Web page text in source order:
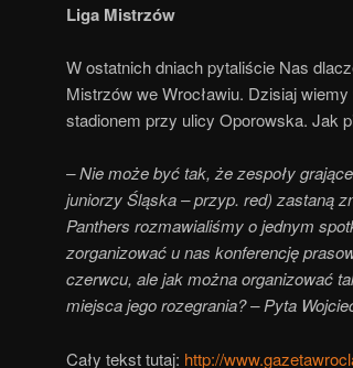
Liga Mistrzów
W ostatnich dniach pytaliście Nas
Mistrzów we Wrocławiu. Dzisiaj
stadionem przy ulicy Oporowska. Jak
– Nie może być tak, że zespoły
juniorzy Śląska – przyp. red) zastaną
Panthers rozmawialiśmy o jednym
zorganizować u nas konferencję
czerwcu, ale jak można organizować
miejsca jego rozegrania? – Pyta
Cały tekst tutaj: http://